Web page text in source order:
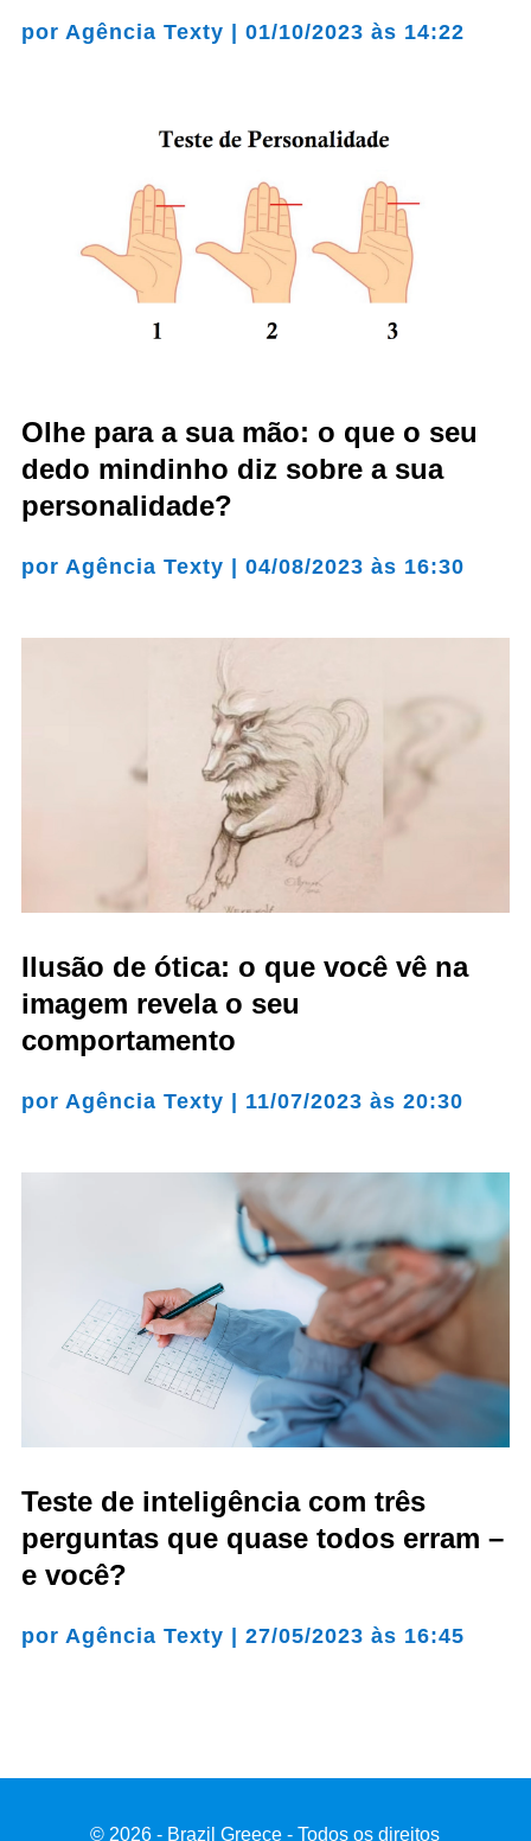
por Agência Texty 01/10/2023 às 14:22
Olhe para a sua mão: o que o seu
dedo mindinho diz sobre a sua
personalidade?
por Agência Texty 04/08/2023 às 16:30
Ilusão de ótica: o que você vê na
imagem revela o seu
comportamento
por Agência Texty 11/07/2023 às 20:30
Teste de inteligência com três
perguntas que quase todos erram –
e você?
por Agência Texty | 27/05/2023 às 16:45
© 2026 - Brazil Greece - Todos os direitos